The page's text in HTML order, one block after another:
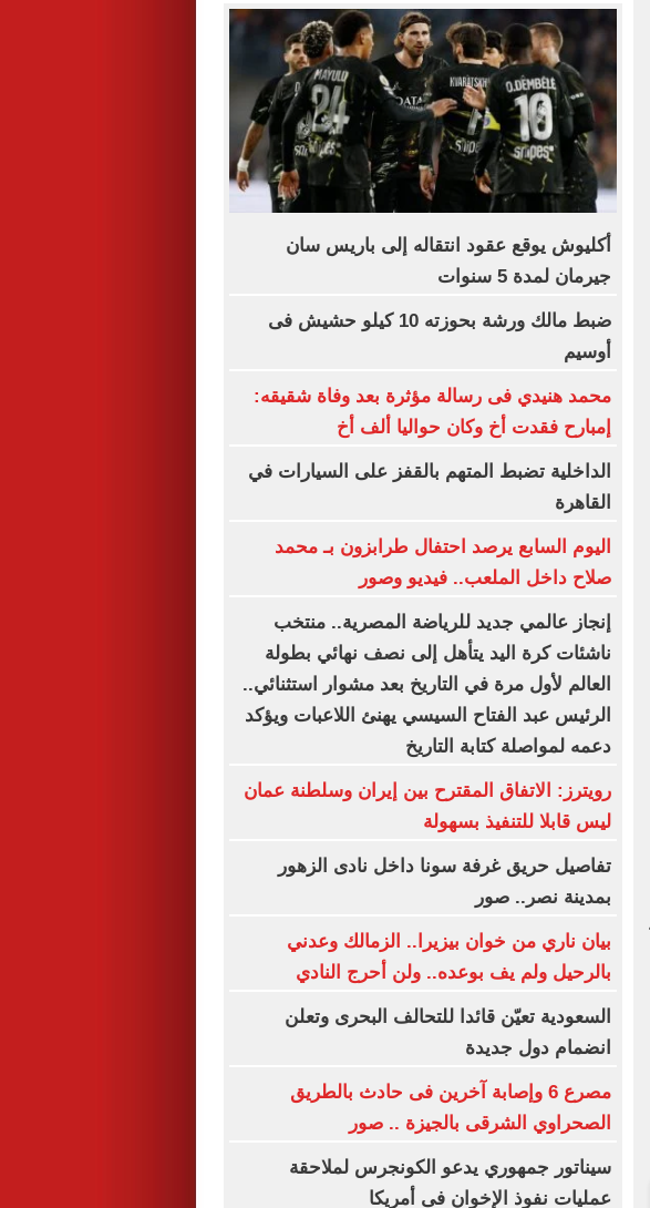
أكليوش يوقع عقود انتقاله إلى باريس سان
جيرمان لمدة 5 سنوات
ضبط مالك ورشة بحوزته 10 كيلو حشيش فى
أوسيم
محمد هنيدي فى رسالة مؤثرة بعد وفاة شقيقه:
إمبارح فقدت أخ وكان حواليا ألف أخ
الداخلية تضبط المتهم بالقفز على السيارات في
القاهرة
اليوم السابع يرصد احتفال طرابزون بـ محمد
صلاح داخل الملعب.. فيديو وصور
إنجاز عالمي جديد للرياضة المصرية.. منتخب
ناشئات كرة اليد يتأهل إلى نصف نهائي بطولة
العالم لأول مرة في التاريخ بعد مشوار استثنائي..
الرئيس عبد الفتاح السيسي يهنئ اللاعبات ويؤكد
دعمه لمواصلة كتابة التاريخ
رويترز: الاتفاق المقترح بين إيران وسلطنة عمان
ليس قابلا للتنفيذ بسهولة
تفاصيل حريق غرفة سونا داخل نادى الزهور
بمدينة نصر.. صور
بيان ناري من خوان بيزيرا.. الزمالك وعدني
بالرحيل ولم يف بوعده.. ولن أحرج النادي
السعودية تعيّن قائدا للتحالف البحرى وتعلن
انضمام دول جديدة
مصرع 6 وإصابة آخرين فى حادث بالطريق
الصحراوي الشرقى بالجيزة .. صور
سيناتور جمهوري يدعو الكونجرس لملاحقة
عمليات نفوذ الإخوان فى أمريكا